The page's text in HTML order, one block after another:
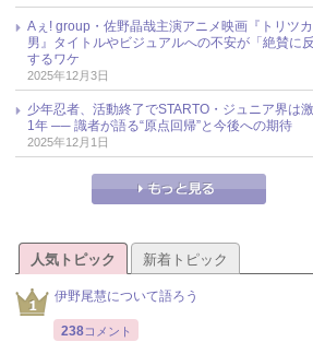
Aぇ! group・佐野晶哉主演アニメ映画『トリツ
男』タイトルやビジュアルへの不安が「絶賛に反
するワケ
2025年12月3日
少年忍者、活動終了でSTARTO・ジュニア界は
1年 ── 識者が語る“原点回帰”と今後への期待
2025年12月1日
人気トピック 新着トピック
伊野尾慧について語ろう
238コメント